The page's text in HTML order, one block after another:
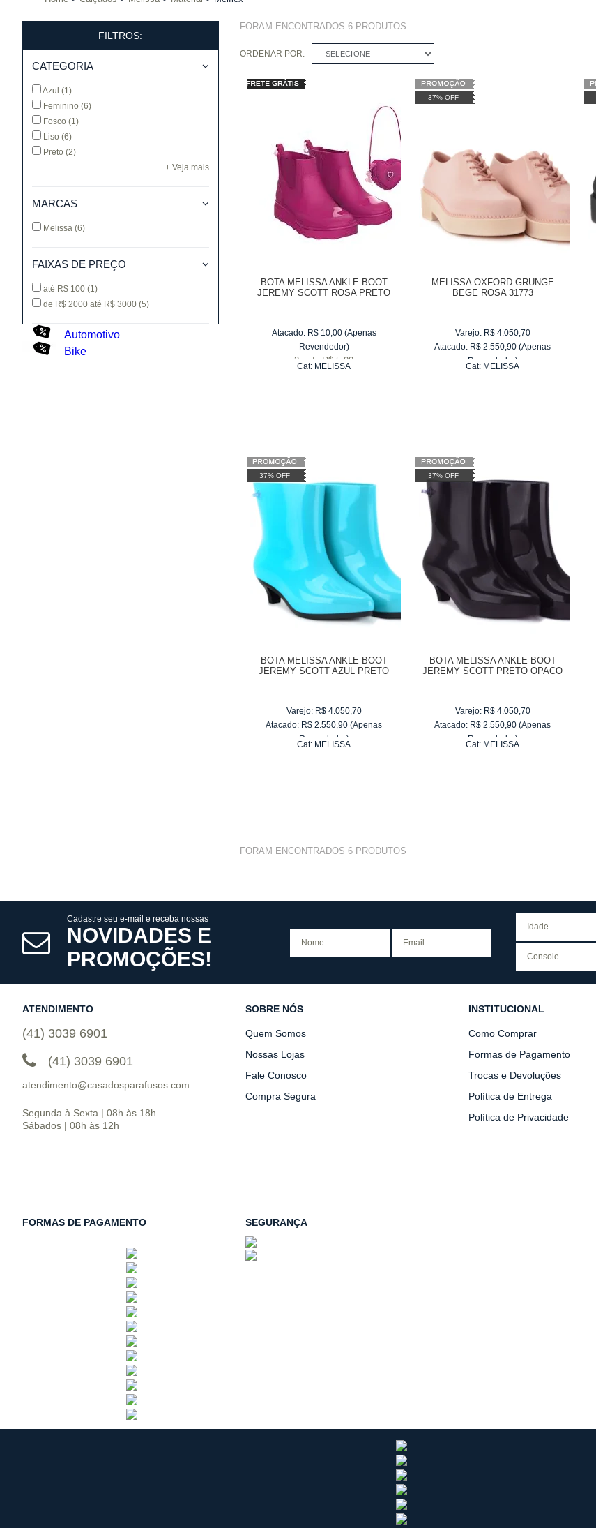
FILTROS:
CATEGORIA
Azul (1)
Feminino (6)
Fosco (1)
Liso (6)
Preto (2)
+ Veja mais
MARCAS
Melissa (6)
FAIXAS DE PREÇO
até R$ 100 (1)
de R$ 2000 até R$ 3000 (5)
Automotivo
Bike
FORAM ENCONTRADOS 6PRODUTOS
ORDENAR POR: SELECIONE
BOTA MELISSA ANKLE BOOT
JEREMY SCOTT ROSA PRETO
Atacado: R$ 10,00 (Apenas
Revendedor)
2 x de R$ 5,00
Cat: MELISSA
37% OFF
MELISSA OXFORD GRUNGE
BEGE ROSA 31773
Varejo: R$ 4.050,70
Atacado: R$ 2.550,90 (Apenas
Revendedor)
Cat: MELISSA
37% OFF
BOTA MELISSA ANKLE BOOT
JEREMY SCOTT AZUL PRETO
Varejo: R$ 4.050,70
Atacado: R$ 2.550,90 (Apenas
Revendedor)
Cat: MELISSA
37% OFF
BOTA MELISSA ANKLE BOOT
JEREMY SCOTT PRETO OPACO
Varejo: R$ 4.050,70
Atacado: R$ 2.550,90 (Apenas
Revendedor)
Cat: MELISSA
FORAM ENCONTRADOS 6PRODUTOS
Cadastre seu e-mail e receba nossas
NOVIDADES E
PROMOÇÕES!
ATENDIMENTO
(41) 3039 6901
(41) 3039 6901
atendimento@casadosparafusos.com
Segunda à Sexta | 08h às 18h
Sábados | 08h às 12h
SOBRE NÓS
Quem Somos
Nossas Lojas
Fale Conosco
Compra Segura
INSTITUCIONAL
Como Comprar
Formas de Pagamento
Trocas e Devoluções
Política de Entrega
Política de Privacidade
FORMAS DE PAGAMENTO SEGURANÇA